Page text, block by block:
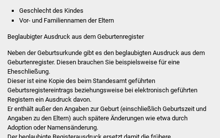
Wahlen
Stadtinfo
Jubiläumsjahr 2021
Partnerstädte
Geschlecht des Kindes
Vor- und Familiennamen der Eltern
Beglaubigter Ausdruck aus dem Geburtenregister
Neben der Geburtsurkunde gibt es den beglaubigten Ausdruck aus dem
Geburtenregister. Diesen brauchen Sie beispielsweise für eine
Eheschließung.
Dieser ist eine Kopie des beim Standesamt geführten
Geburtsregistereintrags beziehungsweise bei elektronisch geführten
Registern ein Ausdruck davon.
Er enthält außer den Angaben zur Geburt (einschließlich Geburtszeit und
Angaben zu den Eltern) auch spätere Änderungen wie etwa durch
Adoption oder Namensänderung.